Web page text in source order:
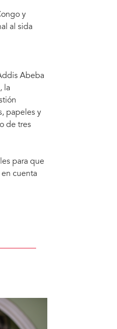
y
al sida
Abeba
la
papeles y
de tres
para que
cuenta